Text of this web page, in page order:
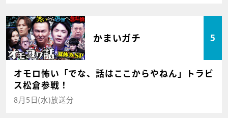
かまいガチ 5
オモロ怖い「でな、話はここからやねん」トラビ
ス松倉参戦！
8月5日(水)放送分